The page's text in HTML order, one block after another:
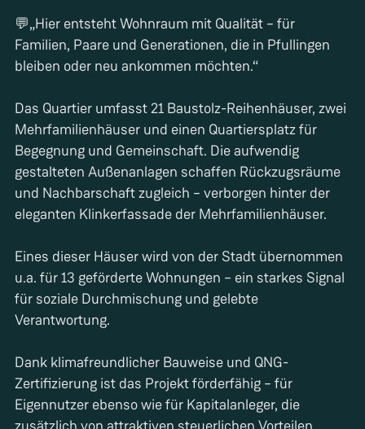
💬„Hier entsteht Wohnraum mit Qualität – für
Familien, Paare und Generationen, die in Pfullingen
bleiben oder neu ankommen möchten.“
Das Quartier umfasst 21 Baustolz-Reihenhäuser, zwei
Mehrfamilienhäuser und einen Quartiersplatz für
Begegnung und Gemeinschaft. Die aufwendig
gestalteten Außenanlagen schaffen Rückzugsräume
und Nachbarschaft zugleich – verborgen hinter der
eleganten Klinkerfassade der Mehrfamilienhäuser.
Eines dieser Häuser wird von der Stadt übernommen
u.a. für 13 geförderte Wohnungen – ein starkes Signal
für soziale Durchmischung und gelebte
Verantwortung.
Dank klimafreundlicher Bauweise und QNG-
Zertifizierung ist das Projekt förderfähig – für
Eigennutzer ebenso wie für Kapitalanleger, die